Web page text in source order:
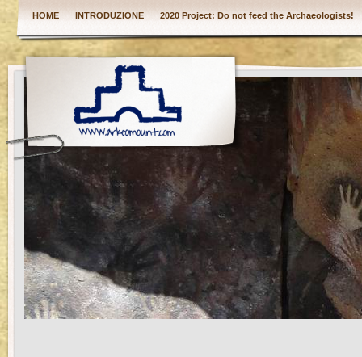
HOME INTRODUZIONE 2020 Project: Do not feed the Archaeologists!